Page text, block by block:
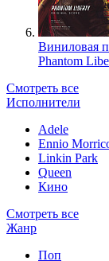
Виниловая
Phantom
Смотреть все
Исполнители
Adele
Ennio
Linkin Park
Queen
Кино
Смотреть все
Жанр
Поп